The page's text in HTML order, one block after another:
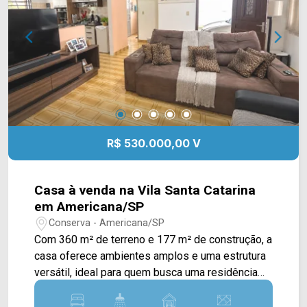
(19) 3475-4546 ARBIX IMÓVEIS - Presente em
cada mudança!
R$ 530.000,00 V
Casa à venda na Vila Santa Catarina
em Americana/SP
Conserva - Americana/SP
Com 360 m² de terreno e 177 m² de construção, a
casa oferece ambientes amplos e uma estrutura
versátil, ideal para quem busca uma residência
espaçosa ou um imóvel com possibilidade de